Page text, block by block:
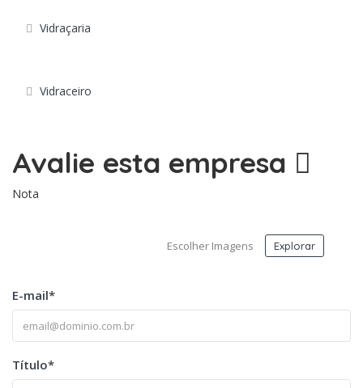
Vidraçaria
Vidraceiro
Avalie esta empresa
Nota
Escolher Imagens Explorar
E-mail*
Título*